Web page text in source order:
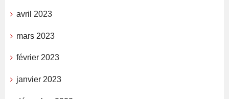
avril 2023
mars 2023
février 2023
janvier 2023